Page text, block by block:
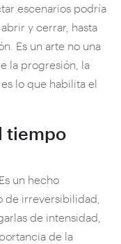
escenarios podría
y cerrar, hasta
Es un arte no una
la progresión, la
lo que habilita el
tiempo
un hecho
de irreversibilidad,
de intensidad,
de la